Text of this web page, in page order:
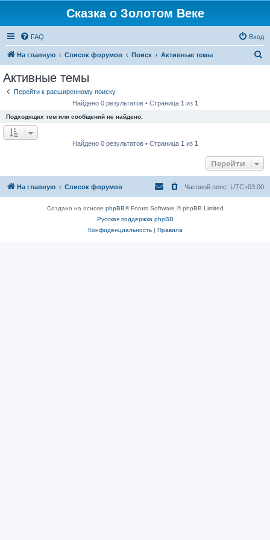
Сказка о Золотом Веке
FAQ Вход
На главную Список форумов Поиск Активные темы
Активные темы
Перейти к расширенному поиску
Найдено 0 результатов • Страница 1 из 1
Подходящих тем или сообщений не найдено.
Найдено 0 результатов • Страница 1 из 1
Перейти
На главную Список форумов Часовой пояс: UTC+03:00
Создано на основе phpBB® Forum Software © phpBB Limited
Русская поддержка phpBB
Конфиденциальность| Правила